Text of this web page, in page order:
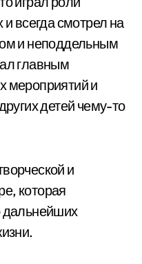
всегда смотрел на
и неподдельным
главным
мероприятий и
детей чему-то
и
которая
дальнейших